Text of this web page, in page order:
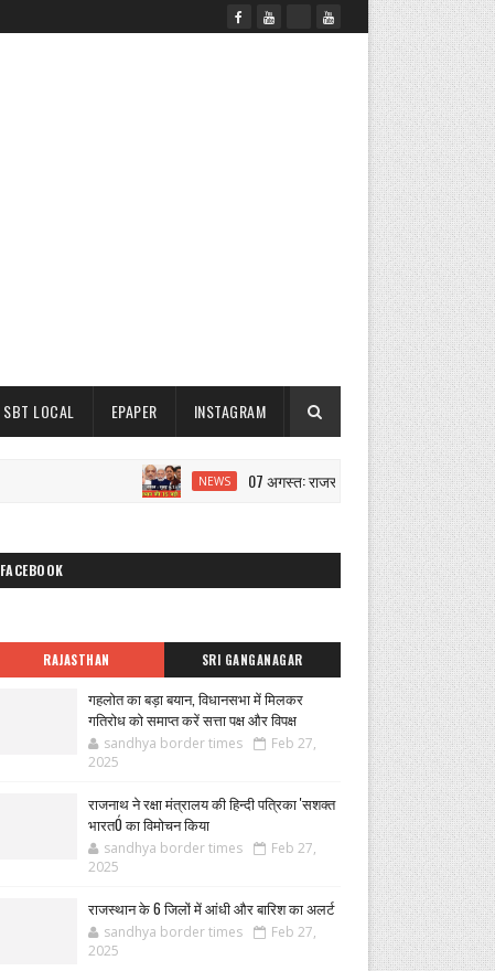
SBT LOCAL EPAPER INSTAGRAM
NEWS 07 अगस्त: राजस्थान सुबह 6.15 बजे की 15 बड़ी खबरें
FACEBOOK
RAJASTHAN SRI GANGANAGAR
गहलोत का बड़ा बयान, विधानसभा में मिलकर
गतिरोध को समाप्त करें सत्ता पक्ष और विपक्ष
sandhya border times
Feb 27,
2025
राजनाथ ने रक्षा मंत्रालय की हिन्दी पत्रिका 'सशक्त
भारतÓ का विमोचन किया
sandhya border times
Feb 27,
2025
राजस्थान के 6 जिलों में आंधी और बारिश का अलर्ट
sandhya border times
Feb 27,
2025